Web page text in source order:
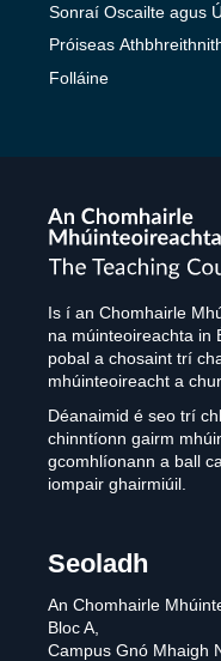
Sonraí Oscailte agus
Próiseas
Folláine
The
Teaching
Council
Is í an Chomhairle
na múinteoireachta in
pobal a chosaint trí
mhúinteoireacht a
Déanaimid é seo trí
chinntíonn gairm
gcomhlíonann a ball
iompair ghairmiúil.
Seoladh
An Chomhairle
Bloc A,
Campus Gnó Mhaigh